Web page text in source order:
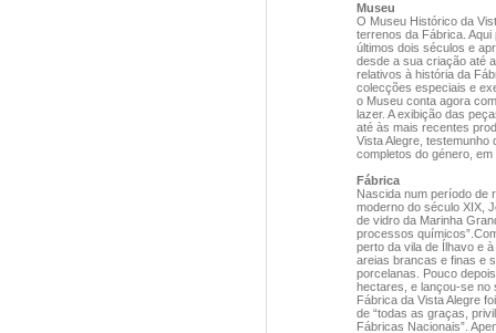
Museu
O Museu Histórico da
terrenos da Fábrica.
últimos dois séculos e
desde a sua criação até
relativos à história da
colecções especiais e
o Museu conta agora
lazer. A exibição das
até às mais recentes
Vista Alegre,
completos do género, em
Fábrica
Nascida num período de
moderno do século XIX,
de vidro da Marinha
processos
perto da vila de Ílhavo e
areias brancas e finas e
porcelanas. Pouco
hectares, e lançou-se no
Fábrica da Vista Alegre
de “todas as graças,
Fábricas Nacionais”.